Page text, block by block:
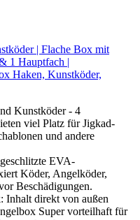
| Flache Box mit
1 Hauptfach |
Haken, Kunstköder,
Kunstköder - 4
viel Platz für Jigkad-
und andere
EVA-
Köder, Angelköder,
Beschädigungen.
Inhalt direkt von außen
Super vorteilhaft für